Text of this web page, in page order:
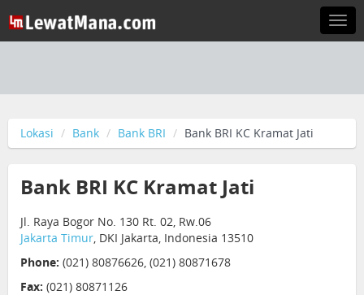
Lokasi Bank Bank BRI Bank BRI KC Kramat Jati
Bank BRI KC Kramat Jati
Jl. Raya Bogor No. 130 Rt. 02, Rw.06
Jakarta Timur, DKI Jakarta, Indonesia 13510
Phone: (021) 80876626, (021) 80871678
Fax: (021) 80871126